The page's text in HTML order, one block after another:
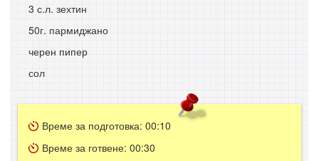
3 с.л. зехтин
50г. пармиджано
черен пипер
сол
Време за подготовка: 00:10
Време за готвене: 00:30